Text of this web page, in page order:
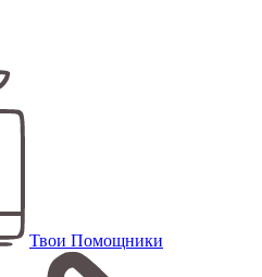
Твои Помощники